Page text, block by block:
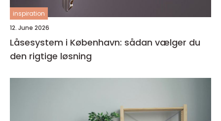
inspiration
12. June 2026
Låsesystem i København: sådan vælger du
den rigtige løsning